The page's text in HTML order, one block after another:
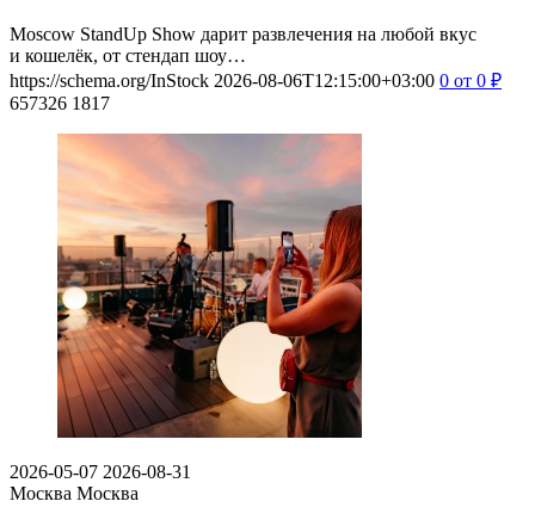
Moscow StandUp Show дарит развлечения на любой вкус
и кошелёк, от стендап шоу…
https://schema.org/InStock 2026-08-06T12:15:00+03:00 0 от 0 ₽
657326 1817
2026-05-07 2026-08-31
Москва Москва